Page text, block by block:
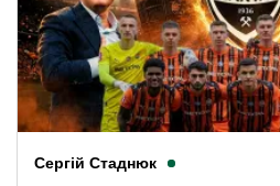
Сергій Стаднюк